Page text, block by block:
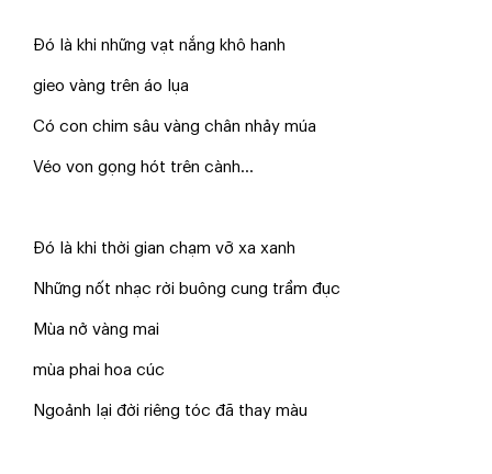
Đó là khi những vạt nắng khô hanh
gieo vàng trên áo lụa
Có con chim sâu vàng chân nhảy múa
Véo von gọng hót trên cành...
Đó là khi thời gian chạm vỡ xa xanh
Những nốt nhạc rời buông cung trầm đục
Mùa nở vàng mai
mùa phai hoa cúc
Ngoảnh lại đời riêng tóc đã thay màu